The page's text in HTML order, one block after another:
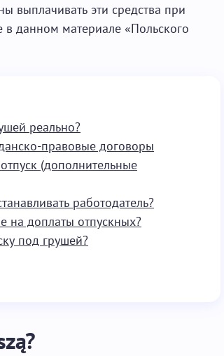
выплачивать эти средства при
в данном материале «Польского
реально?
правовые договоры
(дополнительные
работодатель?
на доплаты отпускных?
под грушей?